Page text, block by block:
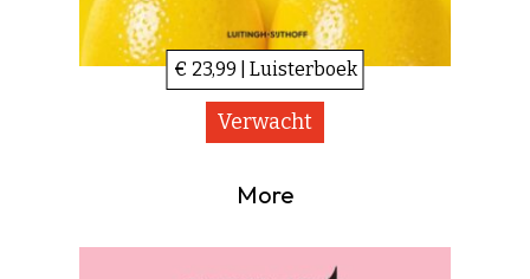
€ 23,99 | Luisterboek
Verwacht
More